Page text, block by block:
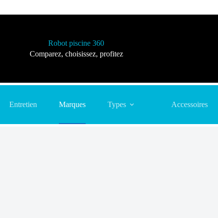
Robot piscine 360
Comparez, choisissez, profitez
Entretien Marques Types Accessoires